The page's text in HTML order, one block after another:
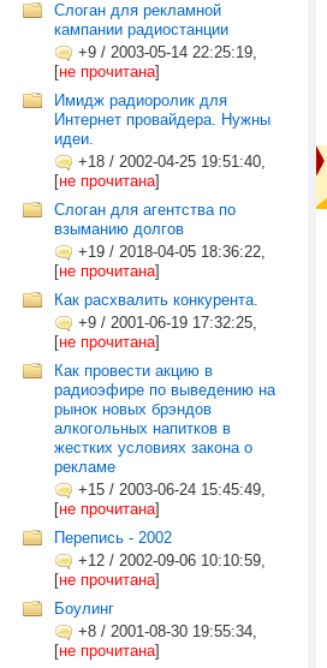
Слоган для рекламной
кампании радиостанции
+9 / 2003-05-14 22:25:19,
[не прочитана]
Имидж радиоролик для
Интернет провайдера. Нужны
идеи.
+18 / 2002-04-25 19:51:40,
[не прочитана]
Слоган для агентства по
взыманию долгов
+19 / 2018-04-05 18:36:22,
[не прочитана]
Как расхвалить конкурента.
+9 / 2001-06-19 17:32:25,
[не прочитана]
Как провести акцию в
радиоэфире по выведению на
рынок новых брэндов
алкогольных напитков в
жестких условиях закона о
рекламе
+15 / 2003-06-24 15:45:49,
[не прочитана]
Перепись - 2002
+12 / 2002-09-06 10:10:59,
[не прочитана]
Боулинг
+8 / 2001-08-30 19:55:34,
[не прочитана]